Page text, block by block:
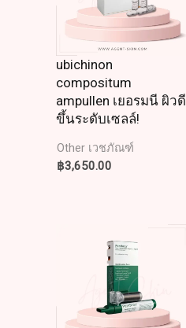
ubichinon
compositum
ampullen เยอรมนี ผิวดี
ขึ้นระดับเซลล์!
Other เวชภัณฑ์
฿3,650.00